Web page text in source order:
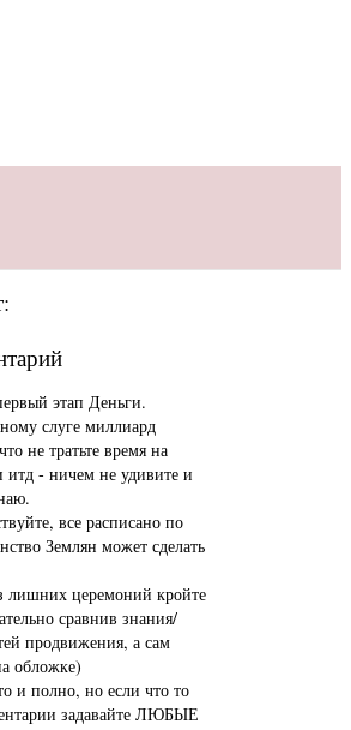
этап Деньги.
слуге миллиард
не тратьте время на
- ничем не удивите и
все расписано по
Землян может сделать
церемоний кройте
сравнив знания/
продвижения, а сам
обложке)
и полно, но если что то
задавайте ЛЮБЫЕ